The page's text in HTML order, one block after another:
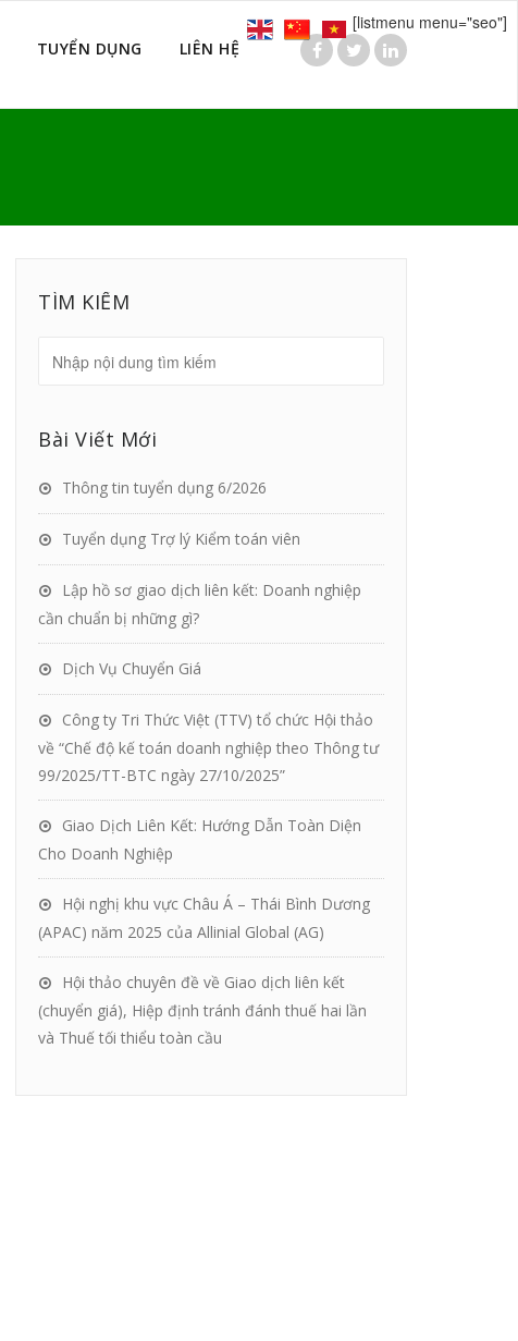
TUYỂN DỤNG LIÊN HỆ
TÌM KIẾM
Bài Viết Mới
Thông tin tuyển dụng 6/2026
Tuyển dụng Trợ lý Kiểm toán viên
Lập hồ sơ giao dịch liên kết: Doanh nghiệp
cần chuẩn bị những gì?
Dịch Vụ Chuyển Giá
Công ty Tri Thức Việt (TTV) tổ chức Hội thảo
về “Chế độ kế toán doanh nghiệp theo Thông tư
99/2025/TT-BTC ngày 27/10/2025”
Giao Dịch Liên Kết: Hướng Dẫn Toàn Diện
Cho Doanh Nghiệp
Hội nghị khu vực Châu Á – Thái Bình Dương
(APAC) năm 2025 của Allinial Global (AG)
Hội thảo chuyên đề về Giao dịch liên kết
(chuyển giá), Hiệp định tránh đánh thuế hai lần
và Thuế tối thiểu toàn cầu
[listmenu menu="seo"]